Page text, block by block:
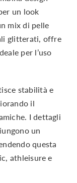
un look
mix di pelle
glitterati, offre
per l’uso
stabilità e
il
I dettagli
un
questa
athleisure e